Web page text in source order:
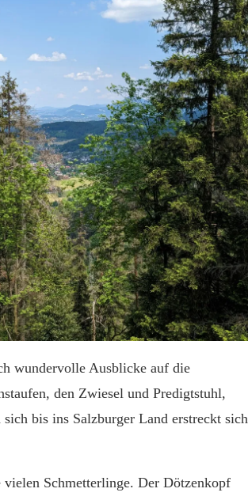
wundervolle Ausblicke auf die
den Zwiesel und Predigtstuhl,
bis ins Salzburger Land erstreckt sich
Schmetterlinge. Der Dötzenkopf